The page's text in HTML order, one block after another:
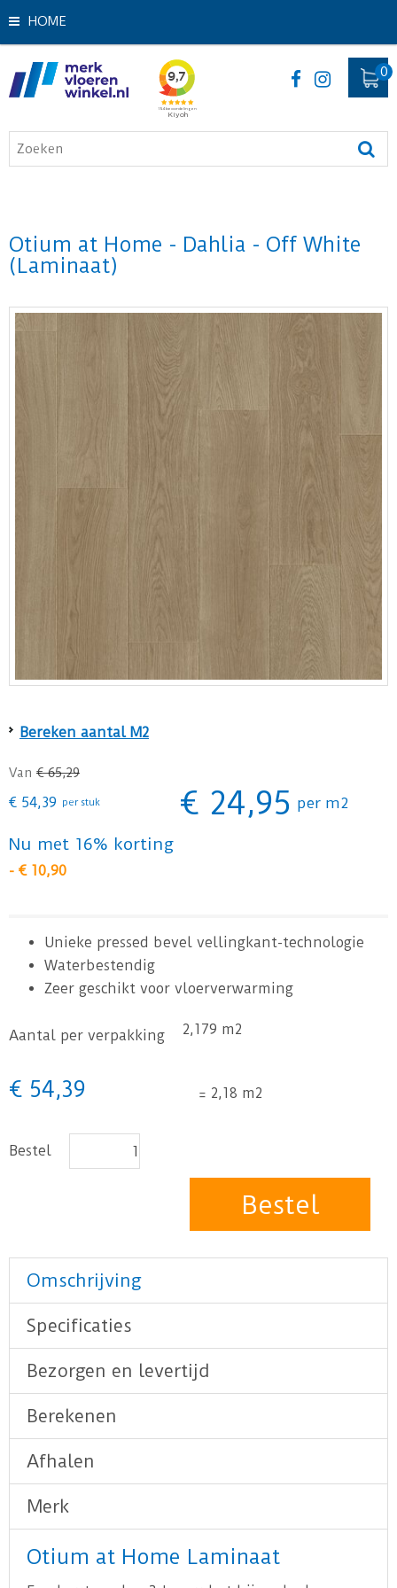
HOME
Otium at Home - Dahlia - Off White
(Laminaat)
Bereken aantal M2
Van € 65,29
€ 54,39 per stuk € 24,95 per m2
Nu met 16% korting
- € 10,90
Unieke pressed bevel vellingkant-technologie
Waterbestendig
Zeer geschikt voor vloerverwarming
Aantal per verpakking 2,179 m2
€ 54,39 = 2,18 m2
Bestel
Omschrijving
Specificaties
Bezorgen en levertijd
Berekenen
Afhalen
Merk
Otium at Home Laminaat